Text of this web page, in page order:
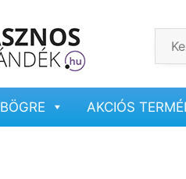
BÖGRE AKCIÓS